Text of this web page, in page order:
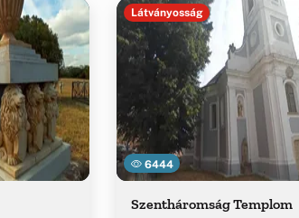
6444
Látványosság
Szentháromság Templom